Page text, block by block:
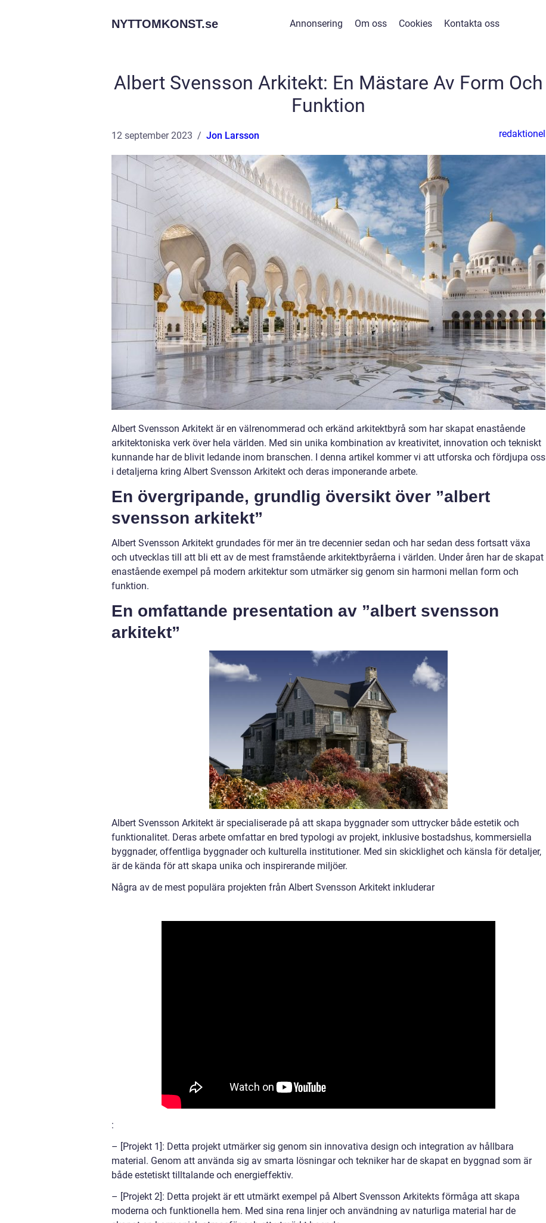
NYTTOMKONST.se Annonsering Om oss Cookies Kontakta oss
Albert Svensson Arkitekt: En Mästare Av Form Och
Funktion
12 september 2023 Jon Larsson redaktionel
Albert Svensson Arkitekt är en välrenommerad och erkänd arkitektbyrå som har skapat enastående
arkitektoniska verk över hela världen. Med sin unika kombination av kreativitet, innovation och tekniskt
kunnande har de blivit ledande inom branschen. I denna artikel kommer vi att utforska och fördjupa oss
i detaljerna kring Albert Svensson Arkitekt och deras imponerande arbete.
En övergripande, grundlig översikt över ”albert
svensson arkitekt”
Albert Svensson Arkitekt grundades för mer än tre decennier sedan och har sedan dess fortsatt växa
och utvecklas till att bli ett av de mest framstående arkitektbyråerna i världen. Under åren har de skapat
enastående exempel på modern arkitektur som utmärker sig genom sin harmoni mellan form och
funktion.
En omfattande presentation av ”albert svensson
arkitekt”
Albert Svensson Arkitekt är specialiserade på att skapa byggnader som uttrycker både estetik och
funktionalitet. Deras arbete omfattar en bred typologi av projekt, inklusive bostadshus, kommersiella
byggnader, offentliga byggnader och kulturella institutioner. Med sin skicklighet och känsla för detaljer,
är de kända för att skapa unika och inspirerande miljöer.
Några av de mest populära projekten från Albert Svensson Arkitekt inkluderar
:
– [Projekt 1]: Detta projekt utmärker sig genom sin innovativa design och integration av hållbara
material. Genom att använda sig av smarta lösningar och tekniker har de skapat en byggnad som är
både estetiskt tilltalande och energieffektiv.
– [Projekt 2]: Detta projekt är ett utmärkt exempel på Albert Svensson Arkitekts förmåga att skapa
moderna och funktionella hem. Med sina rena linjer och användning av naturliga material har de